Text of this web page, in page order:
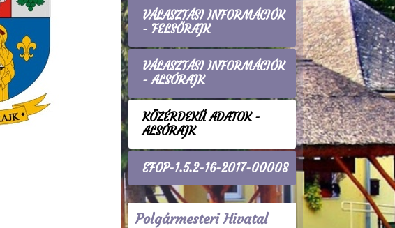
VÁLASZTÁSI INFORMÁCIÓK
- FELSŐRAJK
VÁLASZTÁSI INFORMÁCIÓK
- ALSÓRAJK
KÖZÉRDEKŰ ADATOK -
ALSÓRAJK
EFOP-1.5.2-16-2017-00008
Polgármesteri Hivatal